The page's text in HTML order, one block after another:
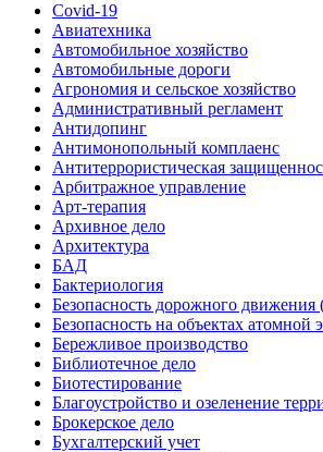
Covid-19
Авиатехника
Автомобильное хозяйство
Автомобильные дороги
Агрономия и сельское хозяйство
Административный регламент
Антидопинг
Антимонопольный комплаенс
Антитеррористическая
Арбитражное управление
Арт-терапия
Архивное дело
Архитектура
БАД
Бактериология
Безопасность дорожного
Безопасность на объектах атомной
Бережливое производство
Библиотечное дело
Биотестирование
Благоустройство и озеленение
Брокерское дело
Бухгалтерский учет